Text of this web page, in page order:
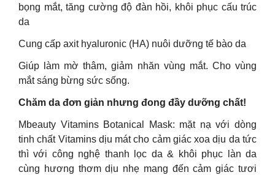
bọng mắt, tăng cường độ đàn hồi, khôi phục cấu trúc
da
Cung cấp axit hyaluronic (HA) nuôi dưỡng tế bào da
Giúp làm mờ thâm, giảm nhăn vùng mắt. Cho vùng
mắt sáng bừng sức sống.
Chăm da đơn giản nhưng đong đầy dưỡng chất!
Mbeauty Vitamins Botanical Mask: mặt nạ với dòng
tinh chất Vitamins dịu mát cho cảm giác xoa dịu da tức
thì với công nghệ thanh lọc da & khôi phục làn da
cùng hương thơm dịu nhẹ mang đến cảm giác tươi